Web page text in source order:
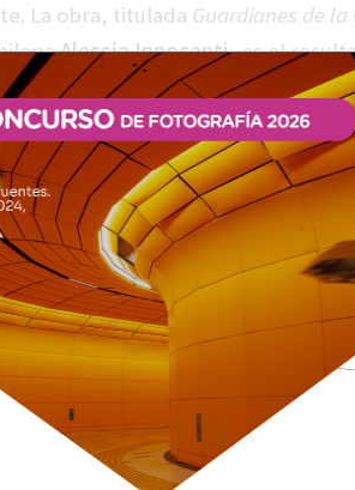
La obra, titulada Guardianes de la
Alessia Innocenti, es el
por la
Corporación Cultural
Actual, Costanera Norte,
“Mural a Cielo Abierto Lo
de todo el país a proponer
temáticaNaturaleza y Agua,
históricamente marcado por el gris
la regeneración urbana, la
público.
de la experiencia en concursos de